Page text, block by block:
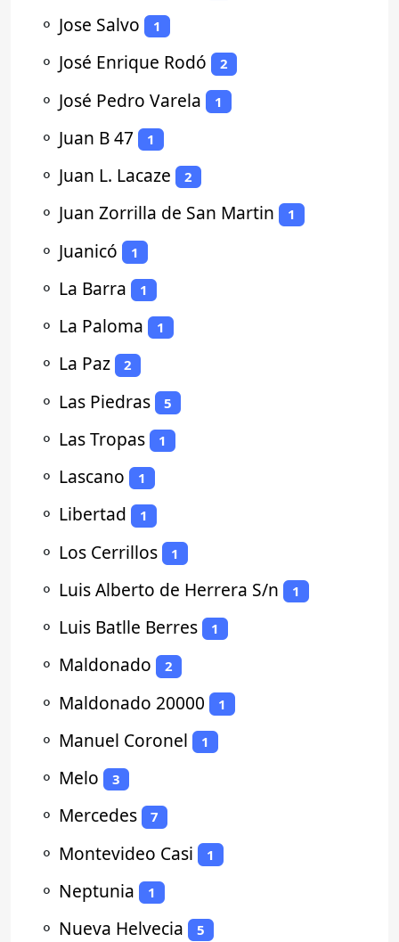
⚬ Jose Salvo 1
⚬ José Enrique Rodó 2
⚬ José Pedro Varela 1
⚬ Juan B 47 1
⚬ Juan L. Lacaze 2
⚬ Juan Zorrilla de San Martin 1
⚬ Juanicó 1
⚬ La Barra 1
⚬ La Paloma 1
⚬ La Paz 2
⚬ Las Piedras 5
⚬ Las Tropas 1
⚬ Lascano 1
⚬ Libertad 1
⚬ Los Cerrillos 1
⚬ Luis Alberto de Herrera S/n 1
⚬ Luis Batlle Berres 1
⚬ Maldonado 2
⚬ Maldonado 20000 1
⚬ Manuel Coronel 1
⚬ Melo 3
⚬ Mercedes 7
⚬ Montevideo Casi 1
⚬ Neptunia 1
⚬ Nueva Helvecia 5